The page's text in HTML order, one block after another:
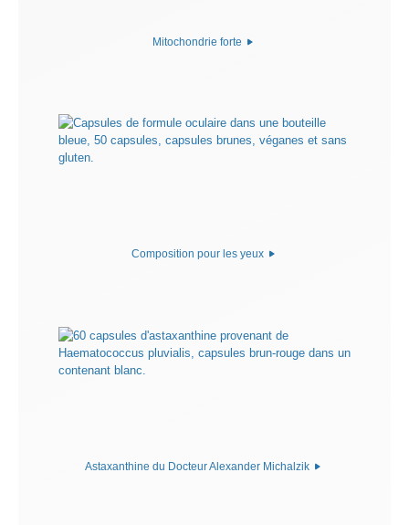
Mitochondrie forte
Composition pour les yeux
Astaxanthine du Docteur Alexander Michalzik